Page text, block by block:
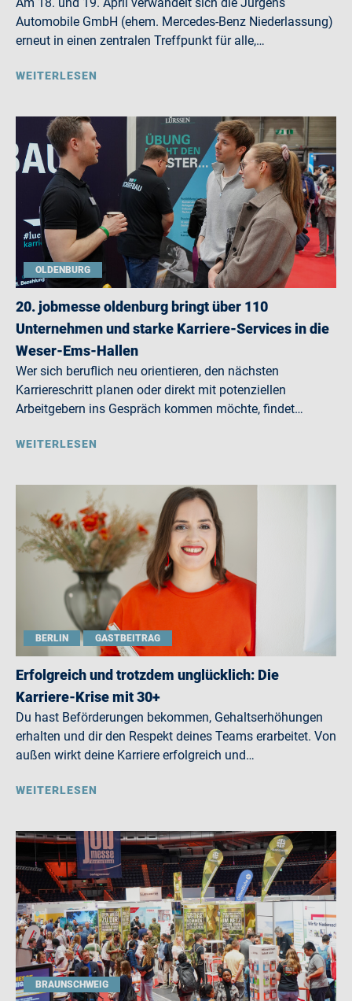
Automobile GmbH (ehem. Mercedes-Benz Niederlassung)
erneut in einen zentralen Treffpunkt für alle,…
WEITERLESEN
OLDENBURG
20. jobmesse oldenburg bringt über 110
Unternehmen und starke Karriere-Services in die
Weser-Ems-Hallen
Wer sich beruflich neu orientieren, den nächsten
Karriereschritt planen oder direkt mit potenziellen
Arbeitgebern ins Gespräch kommen möchte, findet…
WEITERLESEN
BERLIN GASTBEITRAG
Erfolgreich und trotzdem unglücklich: Die
Karriere-Krise mit 30+
Du hast Beförderungen bekommen, Gehaltserhöhungen
erhalten und dir den Respekt deines Teams erarbeitet. Von
außen wirkt deine Karriere erfolgreich und…
WEITERLESEN
BRAUNSCHWEIG